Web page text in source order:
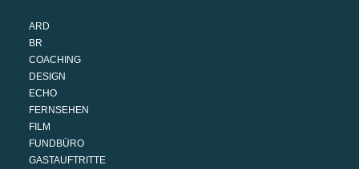
ARD
BR
COACHING
DESIGN
ECHO
FERNSEHEN
FILM
FUNDBÜRO
GASTAUFTRITTE